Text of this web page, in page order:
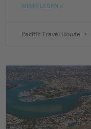
MEHR LESEN »
Pacific Travel House